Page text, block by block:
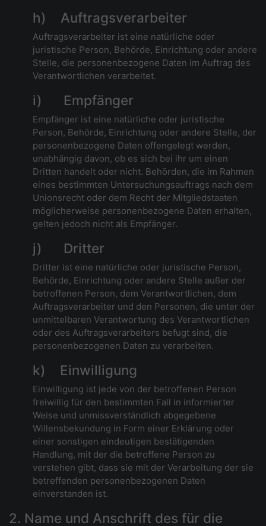
h) Auftragsverarbeiter
Auftragsverarbeiter ist eine natürliche oder
juristische Person, Behörde, Einrichtung oder andere
Stelle, die personenbezogene Daten im Auftrag des
Verantwortlichen verarbeitet.
i) Empfänger
Empfänger ist eine natürliche oder juristische
Person, Behörde, Einrichtung oder andere Stelle, der
personenbezogene Daten offengelegt werden,
unabhängig davon, ob es sich bei ihr um einen
Dritten handelt oder nicht. Behörden, die im Rahmen
eines bestimmten Untersuchungsauftrags nach dem
Unionsrecht oder dem Recht der Mitgliedstaaten
möglicherweise personenbezogene Daten erhalten,
gelten jedoch nicht als Empfänger.
j) Dritter
Dritter ist eine natürliche oder juristische Person,
Behörde, Einrichtung oder andere Stelle außer der
betroffenen Person, dem Verantwortlichen, dem
Auftragsverarbeiter und den Personen, die unter der
unmittelbaren Verantwortung des Verantwortlichen
oder des Auftragsverarbeiters befugt sind, die
personenbezogenen Daten zu verarbeiten.
k) Einwilligung
Einwilligung ist jede von der betroffenen Person
freiwillig für den bestimmten Fall in informierter
Weise und unmissverständlich abgegebene
Willensbekundung in Form einer Erklärung oder
einer sonstigen eindeutigen bestätigenden
Handlung, mit der die betroffene Person zu
verstehen gibt, dass sie mit der Verarbeitung der sie
betreffenden personenbezogenen Daten
einverstanden ist.
2. Name und Anschrift des für die